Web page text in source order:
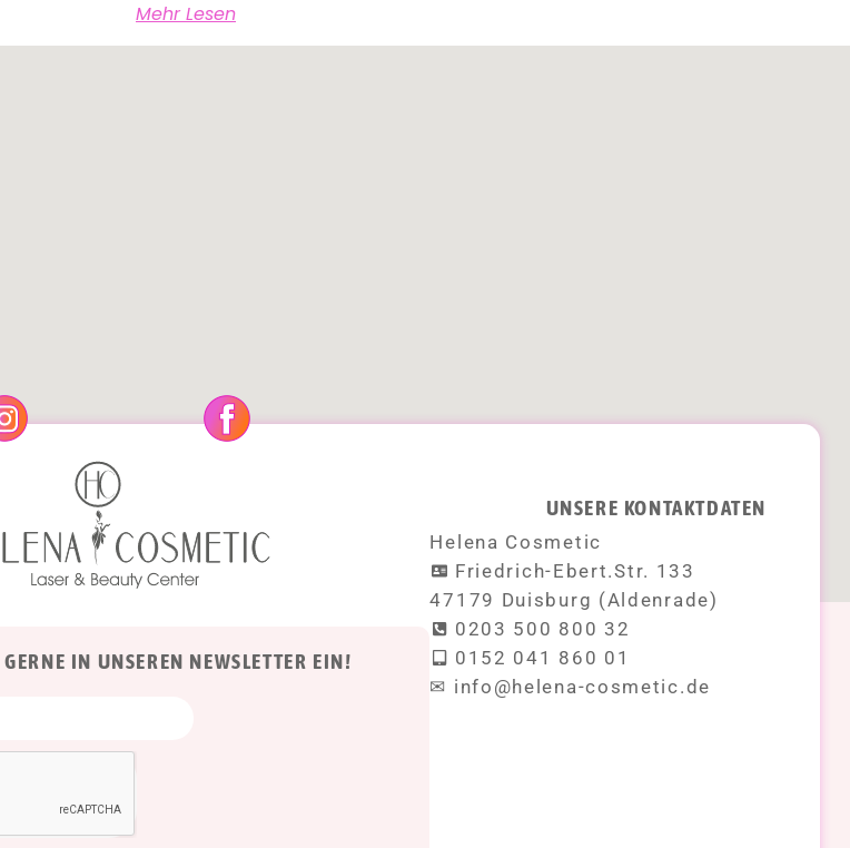
Mehr Lesen
IN UNSEREN NEWSLETTER EIN!
UNSERE KONTAKTDATEN
Helena Cosmetic
Friedrich-Ebert.Str. 133
47179 Duisburg (Aldenrade)
0203 500 800 32
0152 041 860 01
✉ info@helena-cosmetic.de